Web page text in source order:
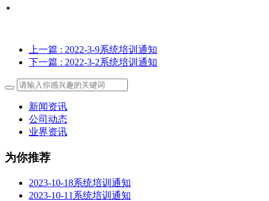
上一篇 : 2022-3-9系统培训通知
下一篇 : 2022-3-2系统培训通知
新闻资讯
公司动态
业界资讯
为你推荐
2023-10-18系统培训通知
2023-10-11系统培训通知